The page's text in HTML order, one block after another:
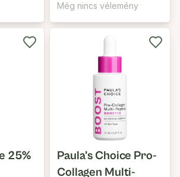
Még nincs vélemény
25%
Paula's Choice Pro-
Collagen Multi-